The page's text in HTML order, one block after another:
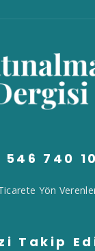
546 740
Yön
Takip